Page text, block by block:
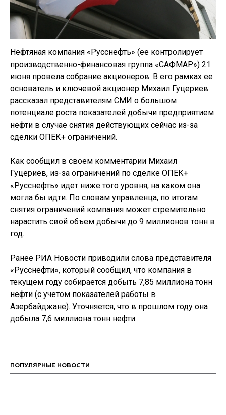
Нефтяная компания «Русснефть» (ее контролирует
производственно-финансовая группа «САФМАР») 21
июня провела собрание акционеров. В его рамках ее
основатель и ключевой акционер Михаил Гуцериев
рассказал представителям СМИ о большом
потенциале роста показателей добычи предприятием
нефти в случае снятия действующих сейчас из-за
сделки ОПЕК+ ограничений.
Как сообщил в своем комментарии Михаил
Гуцериев, из-за ограничений по сделке ОПЕК+
«Русснефть» идет ниже того уровня, на каком она
могла бы идти. По словам управленца, по итогам
снятия ограничений компания может стремительно
нарастить свой объем добычи до 9 миллионов тонн в
год.
Ранее РИА Новости приводили слова представителя
«Русснефти», который сообщил, что компания в
текущем году собирается добыть 7,85 миллиона тонн
нефти (с учетом показателей работы в
Азербайджане). Уточняется, что в прошлом году она
добыла 7,6 миллиона тонн нефти.
ПОПУЛЯРНЫЕ НОВОСТИ